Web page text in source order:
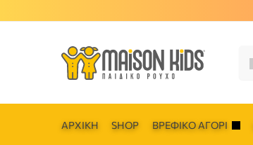
ΑΡΧΙΚΉ SHOP ΒΡΕΦΙΚΌ ΑΓΌΡΙ